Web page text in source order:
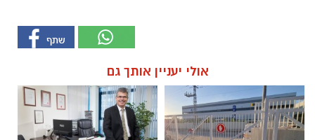
אולי יעניין אותך גם